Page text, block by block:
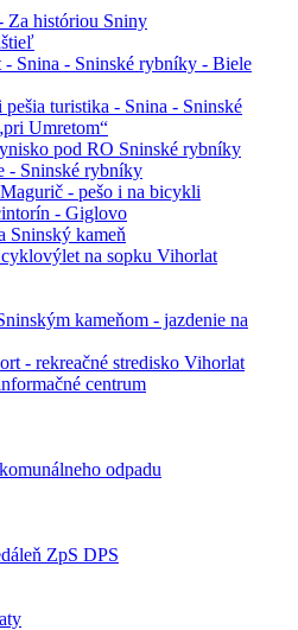
Za históriou Sniny
Snina - Sninské rybníky - Biele
turistika - Snina - Sninské
Umretom“
pod RO Sninské rybníky
- Sninské rybníky
- pešo i na bicykli
- Giglovo
Sninský kameň
na sopku Vihorlat
kameňom - jazdenie na
- rekreačné stredisko Vihorlat
centrum
odpadu
ZpS DPS